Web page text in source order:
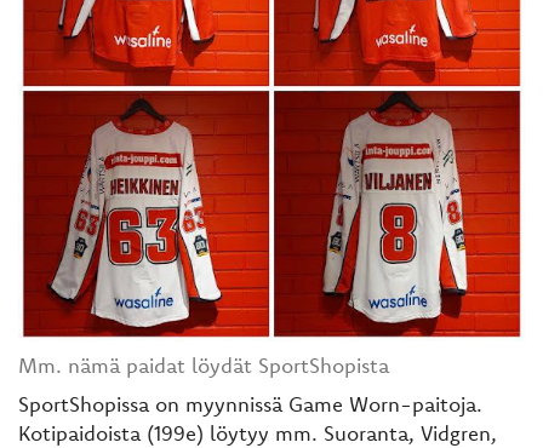
Mm. nämä paidat löydät SportShopista
SportShopissa on myynnissä Game Worn-paitoja.
Kotipaidoista (199e) löytyy mm. Suoranta, Vidgren,